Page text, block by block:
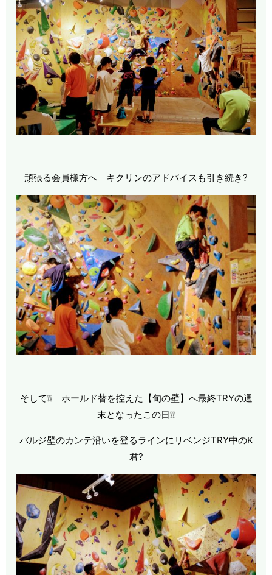
頑張る会員様方へ キクリンのアドバイスも引き続き?
そして❕❕ ホールド替を控えた【旬の壁】へ最終TRYの週
末となったこの日❕❕
バルジ壁のカンテ沿いを登るラインにリベンジTRY中のK
君?